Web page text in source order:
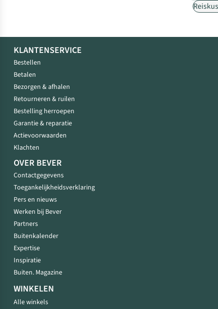
KLANTENSERVICE
Bestellen
Betalen
Bezorgen & afhalen
Retourneren & ruilen
Bestelling herroepen
Garantie & reparatie
Actievoorwaarden
Klachten
OVER BEVER
Contactgegevens
Toegankelijkheidsverklaring
Pers en nieuws
Werken bij Bever
Partners
Buitenkalender
Expertise
Inspiratie
Buiten. Magazine
WINKELEN
Alle winkels